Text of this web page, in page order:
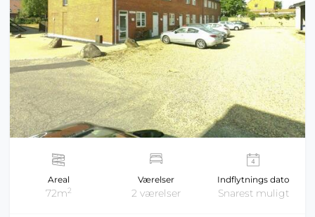
Areal
72m2
Værelser
2 værelser
Indflytnings dato
Snarest muligt